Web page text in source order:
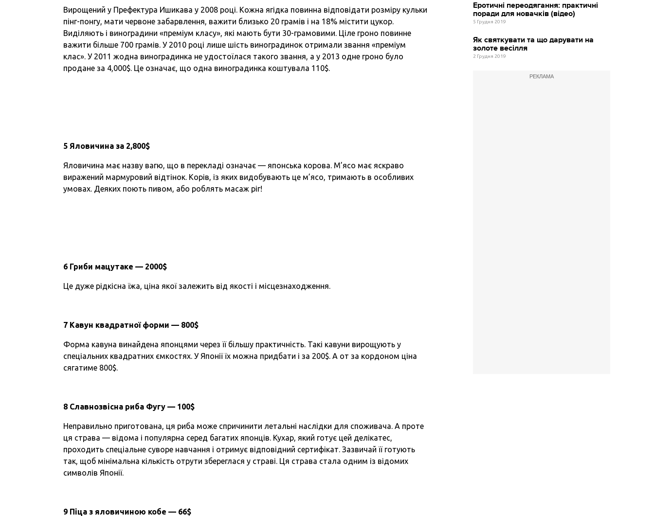
Вирощений у Префектура Ишикава у 2008 році. Кожна ягідка повинна відповідати розміру кульки
пінг-понгу, мати червоне забарвлення, важити близько 20 грамів і на 18% містити цукор.
Виділяють і виноградини «преміум класу», які мають бути 30-грамовими. Ціле гроно повинне
важити більше 700 грамів. У 2010 році лише шість виноградинок отримали звання «преміум
клас». У 2011 жодна виноградинка не удостоїлася такого звання, а у 2013 одне гроно було
продане за 4,000$. Це означає, що одна виноградинка коштувала 110$.
5 Яловичина за 2,800$
Яловичина має назву вагю, що в перекладі означає — японська корова. М’ясо має яскраво
виражений мармуровий відтінок. Корів, із яких видобувають це м’ясо, тримають в особливих
умовах. Деяких поють пивом, або роблять масаж ріг!
6 Гриби мацутаке — 2000$
Це дуже рідкісна їжа, ціна якої залежить від якості і місцезнаходження.
7 Кавун квадратної форми — 800$
Форма кавуна винайдена японцями через її більшу практичність. Такі кавуни вирощують у
спеціальних квадратних ємкостях. У Японії їх можна придбати і за 200$. А от за кордоном ціна
сягатиме 800$.
8 Славнозвісна риба Фугу — 100$
Неправильно приготована, ця риба може спричинити летальні наслідки для споживача. А проте
ця страва — відома і популярна серед багатих японців. Кухар, який готує цей делікатес,
проходить спеціальне суворе навчання і отримує відповідний сертифікат. Зазвичай її готують
так, щоб мінімальна кількість отрути збереглася у страві. Ця страва стала одним із відомих
символів Японії.
9 Піца з яловичиною кобе — 66$
Еротичні переодягання: практичні
поради для новачків (відео)
5 Грудня 2019
Як святкувати та що дарувати на
золоте весілля
2 Грудня 2019
РЕКЛАМА